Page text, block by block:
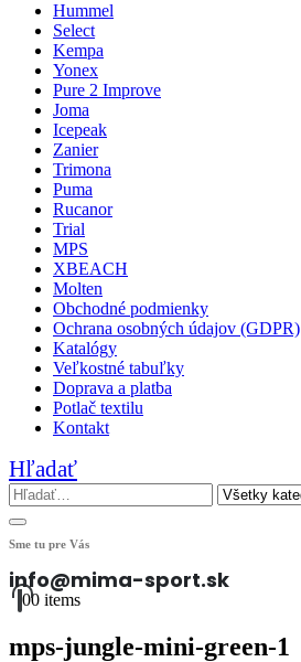
Hummel
Select
Kempa
Yonex
Pure 2 Improve
Joma
Icepeak
Zanier
Trimona
Puma
Rucanor
Trial
MPS
XBEACH
Molten
Obchodné podmienky
Ochrana osobných údajov (GDPR)
Katalógy
Veľkostné tabuľky
Doprava a platba
Potlač textilu
Kontakt
Hľadať
Sme tu pre Vás
info@mima-sport.sk
00 items
mps-jungle-mini-green-1